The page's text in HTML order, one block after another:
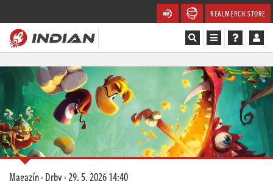
REALMERCH.STORE
Magazín
Recenze
Videa
Soutěže
Magazín·Drby·29. 5. 2026 14:40